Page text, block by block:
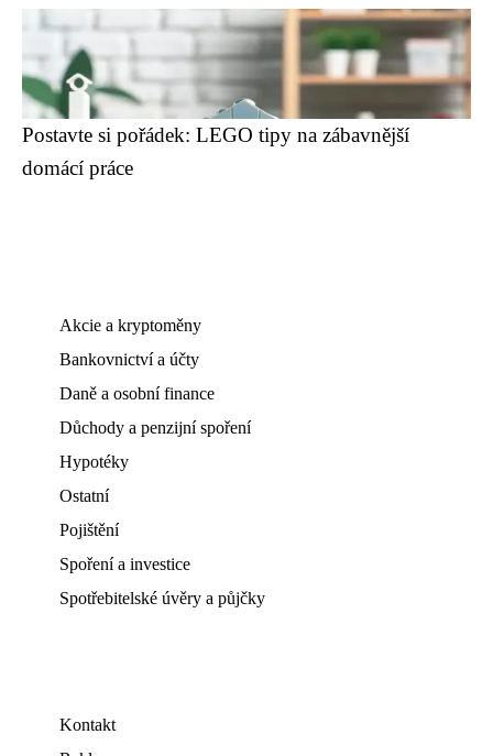
Postavte si pořádek: LEGO tipy na zábavnější
domácí práce
Akcie a kryptoměny
Bankovnictví a účty
Daně a osobní finance
Důchody a penzijní spoření
Hypotéky
Ostatní
Pojištění
Spoření a investice
Spotřebitelské úvěry a půjčky
Kontakt